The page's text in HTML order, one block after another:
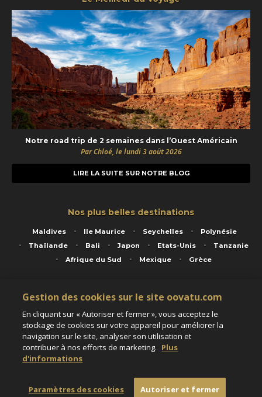
Notre road trip de 2 semaines dans l’Ouest Américain
Par Chloé, le lundi 3 août 2026
LIRE LA SUITE SUR NOTRE BLOG
Nos plus belles destinations
Maldives Ile Maurice Seychelles
Polynésie
Thaïlande
Bali Japon Etats-Unis
Tanzanie
Afrique du Sud
Mexique Grèce
au capital de 155 696 euros - RCS Paris B 423 671 973 - Code APE 7911Z
Matricule Atout France IM075100020 - Garantie financière Groupama - Agrément IATA
n°20-2 4177 1
Assurance responsabilité civile et professionnelle HISCOX RCP0081066
Gestion des cookies sur le site oovatu.com
En cliquant sur « Autoriser et fermer », vous acceptez le
stockage de cookies sur votre appareil pour améliorer la
navigation sur le site, analyser son utilisation et
contribuer à nos efforts de marketing. Plus
d'informations
Paramètres des cookies Autoriser et fermer